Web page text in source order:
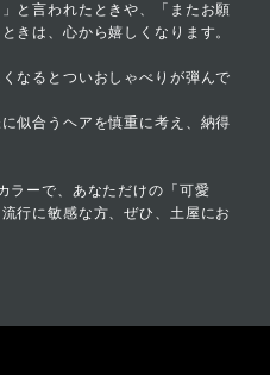
と言われたときや、「またお願
きは、心から嬉しくなります。
なるとついおしゃべりが弾んで
似合うヘアを慎重に考え、納得
ラーで、あなただけの「可愛
行に敏感な方、ぜひ、土屋にお